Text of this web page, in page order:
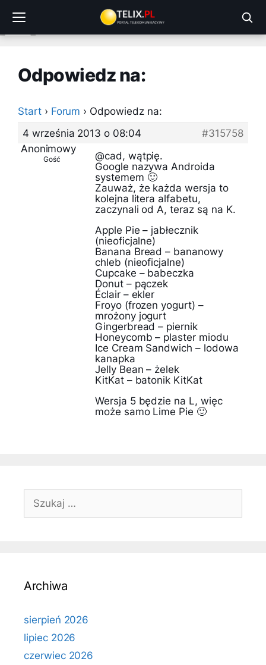
treści
Odpowiedz na:
Start › Forum › Odpowiedz na:
4 września 2013 o 08:04
#315758
Anonimowy
Gość
@cad, wątpię.
Google nazywa Androida
systemem 🙂
Zauważ, że każda wersja to
kolejna litera alfabetu,
zaczynali od A, teraz są na K.
Apple Pie – jabłecznik
(nieoficjalne)
Banana Bread – bananowy
chleb (nieoficjalne)
Cupcake – babeczka
Donut – pączek
Éclair – ekler
Froyo (frozen yogurt) –
mrożony jogurt
Gingerbread – piernik
Honeycomb – plaster miodu
Ice Cream Sandwich – lodowa
kanapka
Jelly Bean – żelek
KitKat – batonik KitKat
Wersja 5 będzie na L, więc
może samo Lime Pie 🙂
Szukaj:
Archiwa
sierpień 2026
lipiec 2026
czerwiec 2026